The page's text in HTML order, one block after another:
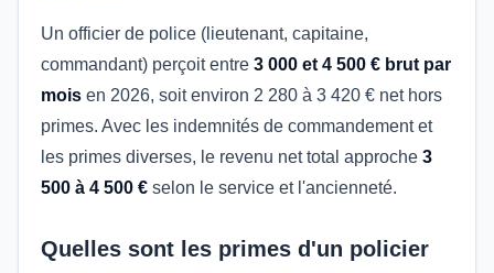
Un officier de police (lieutenant, capitaine,
commandant) perçoit entre 3 000 et 4 500 € brut par
mois en 2026, soit environ 2 280 à 3 420 € net hors
primes. Avec les indemnités de commandement et
les primes diverses, le revenu net total approche 3
500 à 4 500 € selon le service et l'ancienneté.
Quelles sont les primes d'un policier